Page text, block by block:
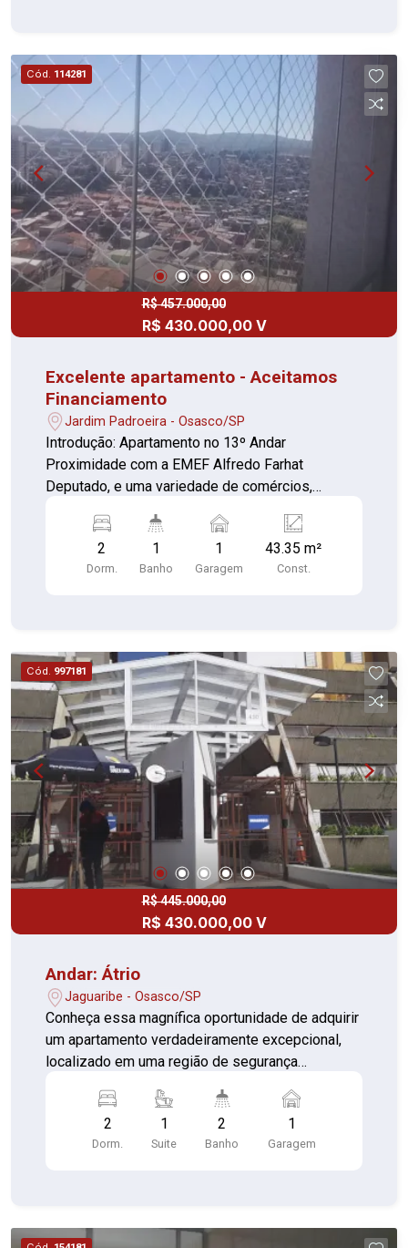
poliesportiva, salão gourmet, entre outros.
Localização privilegiada, em frente ao Atacadão,
diversas linha de ônibus, hospitais, escolas etc.
Cód. 114281
R$ 457.000,00
R$ 430.000,00 V
Excelente apartamento - Aceitamos
Financiamento
Jardim Padroeira - Osasco/SP
Introdução: Apartamento no 13º Andar
Proximidade com a EMEF Alfredo Farhat
Deputado, e uma variedade de comércios,
público, incluindo a estação de trem CPTM.
Característica do imóvel; 2 Dormitórios Sala Sala
de jantar Área de serviço Cozinha Banheiro 2
2
Dorm.
1
Banho
1
Garagem
43.35 m²
Const.
Cód. 997181
R$ 445.000,00
R$ 430.000,00 V
Andar: Átrio
Jaguaribe - Osasco/SP
Conheça essa magnífica oportunidade de adquirir
um apartamento verdadeiramente excepcional,
localizado em uma região de segurança
comércios, escolas e hospitais. Características
do imóvel: * Espaçoso apartamento com 2
dormitórios, proporcionando conforto e bem-
elegantes salas, incluindo sala de jantar e sala de
2
Dorm.
1
Suite
2
Banho
1
Garagem